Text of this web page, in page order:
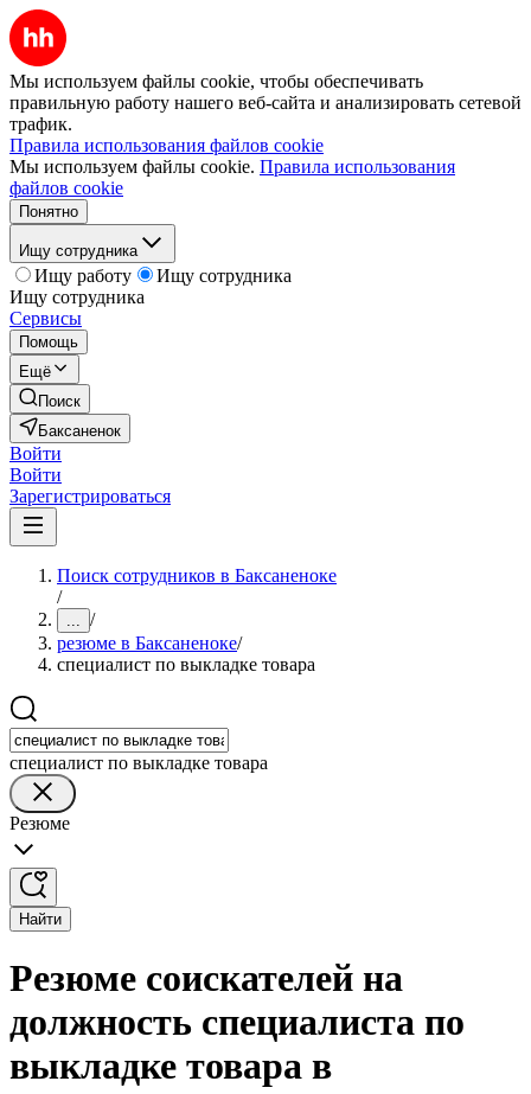
Мы используем файлы cookie, чтобы обеспечивать
правильную работу нашего веб-сайта и анализировать сетевой
трафик.
Правила использования файлов cookie
Мы используем файлы cookie. Правила использования
файлов cookie
Понятно
Ищу сотрудника
Ищу работу
Ищу сотрудника
Ищу сотрудника
Сервисы
Помощь
Ещё
Поиск
Баксаненок
Войти
Войти
Зарегистрироваться
Поиск сотрудников в Баксаненоке
/
... /
резюме в Баксаненоке/
специалист по выкладке товара
специалист по выкладке товара
Резюме
Найти
Резюме соискателей на
должность специалиста по
выкладке товара в